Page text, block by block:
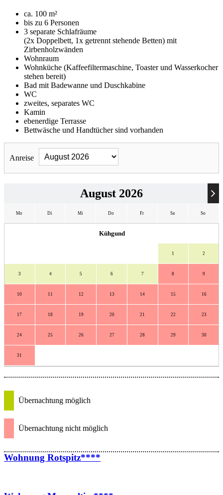
ca. 100 m²
bis zu 6 Personen
3 separate Schlafräume
(2x Doppelbett, 1x getrennt stehende Betten) mit
Zirbenholzwänden
Wohnraum
Wohnküche (Kaffeefiltermaschine, Toaster und Wasserkocher
stehen bereit)
Bad mit Badewanne und Duschkabine
WC
zweites, separates WC
Kamin
ebenerdige Terrasse
Bettwäsche und Handtücher sind vorhanden
Anreise
August 2026
Mo Di Mi Do Fr Sa So
Do
Kühgund
1 2
3 4 5 6 7 8 9
10 11 12 13 14 15 16
17 18 19 20 21 22 23
24 25 26 27 28 29 30
31
Übernachtung möglich
Übernachtung nicht möglich
Wohnung Rotspitz****